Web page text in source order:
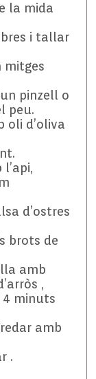
la mida
i tallar
mitges
pinzell o
peu.
oli d’oliva
d’ostres
brots de
amb
,
minuts
amb
.